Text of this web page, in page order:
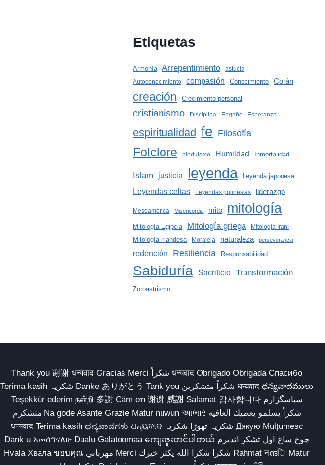
Etiquetas
Armonía Arrepentimiento
astucia
Autoconocimiento
compasión Conocimiento Corán
creación Crecimiento personal
cristianismo Disciplina Engaño Esperanza
espiritualidad fe Filosofía
Folclore hinduismo Humildad Inmortalidad
Islam justicia leyenda Leyenda japonesa
Leyendas celtas Leyendas polinesias liderazgo
Mesoamérica Misericordia mito mitología
Mitología Egipcia Mitología griega Mitología Iraní
Mitología irlandesa Moraleja naturaleza perseverancia
redención Resiliencia Responsabilidad
Sabiduría Sacrificio Transformación
Zoroastrismo
Thank you 谢谢 धन्यवाद Gracias Merci شكراً धन्यवाद Obrigado Obrigada Спасибо
Terima kasih شکریہ Danke ありがとう Tank you شكراً متشكرين धन्यवाद ధన్యవాదములు
Teşekkür ederim நன்றி 多謝 Cảm ơn 谢谢 感謝 Salamat 감사합니다 سپاسگزارم
متشکرم Na gode Asante Grazie Matur nuwun આભાર شكراً يسلمو يعطيك العافية
धन्यवाद Terima kasih ಧನ್ಯವಾದಗಳು ଧନ୍ୟବାଦ شکریہ تھوڑا شکریہ Дякую Mulțumesc
Dank u አመሰግናለሁ Daalụ Galatoomaa ကျေးဇူးတင်ပါတယ် چوخ ساغ اول تشکر ائدیرم
Hvala Хвала ขอบคุณ مهرباني Merci شكرا شكرا الله يكثر خيرك Rahmat नന്ദि Matur